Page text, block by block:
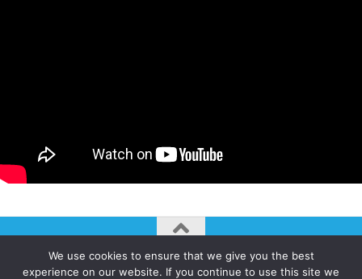
AUTOGIRO/el giro del arte actual © JAVIER MARTINEZ 2026. All
We use cookies to ensure that we give you the best
experience on our website. If you continue to use this site we